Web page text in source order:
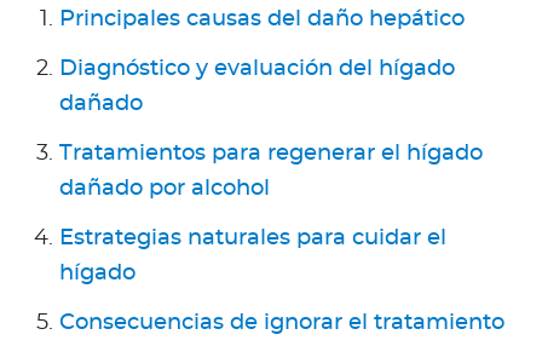
Red de Salud
Contáctanos
Principales causas del daño hepático
Diagnóstico y evaluación del hígado
dañado
Tratamientos para regenerar el hígado
dañado por alcohol
Estrategias naturales para cuidar el
hígado
Consecuencias de ignorar el tratamiento